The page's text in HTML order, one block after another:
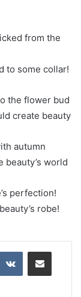
from the
to some collar!
the flower bud
create beauty
autumn
beauty’s world
perfection!
robe!
VKontakteShare via Email